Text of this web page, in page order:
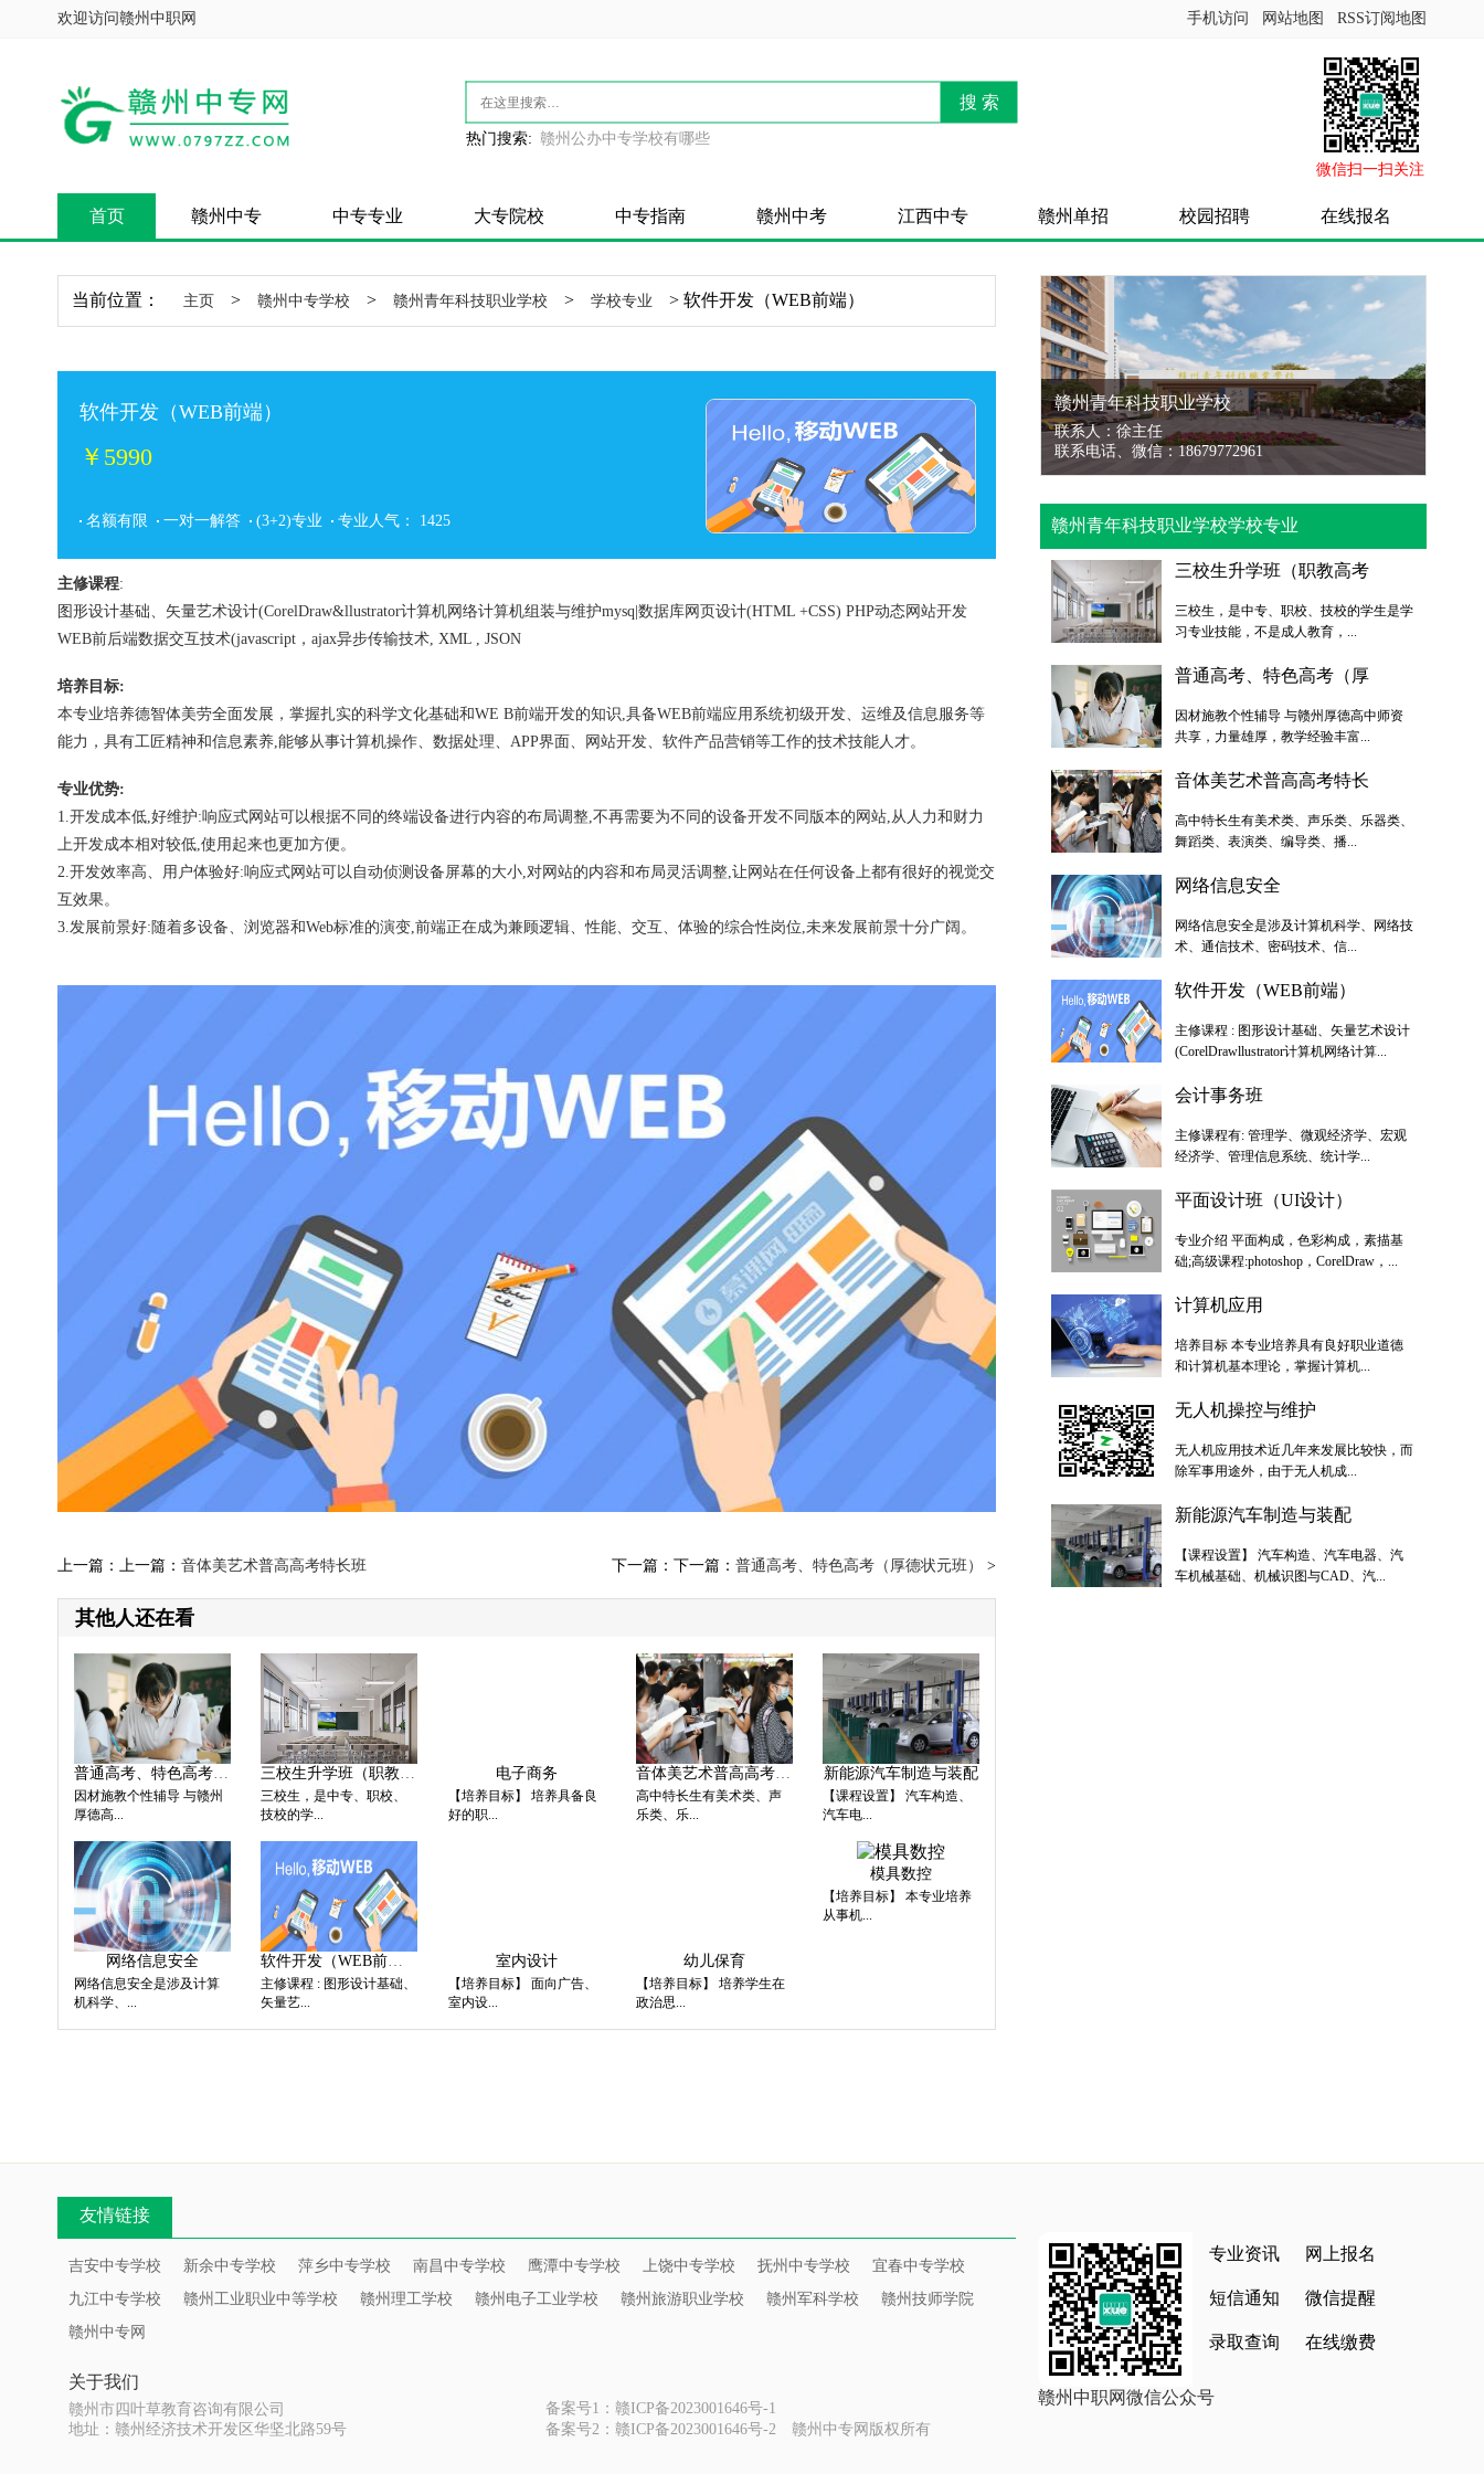
欢迎访问赣州中职网 手机访问 网站地图 RSS订阅地图
搜 索
热门搜索: 赣州公办中专学校有哪些
微信扫一扫关注
首页 赣州中专 中专专业 大专院校 中专指南 赣州中考 江西中专 赣州单招 校园招聘 在线报名
当前位置： 主页 > 赣州中专学校 > 赣州青年科技职业学校 > 学校专业 > 软件开发（WEB前端）
软件开发（WEB前端）
￥5990
名额有限 一对一解答 (3+2)专业 专业人气： 1425
主修课程:
图形设计基础、矢量艺术设计(CorelDraw&llustrator计算机网络计算机组装与维护mysq|数据库网页设计(HTML +CSS) PHP动态网站开发
WEB前后端数据交互技术(javascript，ajax异步传输技术, XML , JSON
培养目标:
本专业培养德智体美劳全面发展，掌握扎实的科学文化基础和WE B前端开发的知识,具备WEB前端应用系统初级开发、运维及信息服务等
能力，具有工匠精神和信息素养,能够从事计算机操作、数据处理、APP界面、网站开发、软件产品营销等工作的技术技能人才。
专业优势:
1.开发成本低,好维护:响应式网站可以根据不同的终端设备进行内容的布局调整,不再需要为不同的设备开发不同版本的网站,从人力和财力
上开发成本相对较低,使用起来也更加方便。
2.开发效率高、用户体验好:响应式网站可以自动侦测设备屏幕的大小,对网站的内容和布局灵活调整,让网站在任何设备上都有很好的视觉交
互效果。
3.发展前景好:随着多设备、浏览器和Web标准的演变,前端正在成为兼顾逻辑、性能、交互、体验的综合性岗位,未来发展前景十分广阔。
上一篇：上一篇： 音体美艺术普高高考特长班 下一篇：下一篇： 普通高考、特色高考（厚德状元班） >
其他人还在看
普通高考、特色高考（厚
因材施教个性辅导 与赣州
厚德高...
三校生升学班（职教高考
三校生，是中专、职校、
技校的学...
电子商务
【培养目标】 培养具备良
好的职...
音体美艺术普高高考特长
高中特长生有美术类、声
乐类、乐...
新能源汽车制造与装配
【课程设置】 汽车构造、
汽车电...
网络信息安全
网络信息安全是涉及计算
机科学、...
软件开发（WEB前端）
主修课程 : 图形设计基础、
矢量艺...
室内设计
【培养目标】 面向广告、
室内设...
幼儿保育
【培养目标】 培养学生在
政治思...
模具数控
【培养目标】 本专业培养
从事机...
赣州青年科技职业学校
联系人：徐主任
联系电话、微信：18679772961
赣州青年科技职业学校学校专业
三校生升学班（职教高考
三校生，是中专、职校、技校的学生是学
习专业技能，不是成人教育，...
普通高考、特色高考（厚
因材施教个性辅导 与赣州厚德高中师资
共享，力量雄厚，教学经验丰富...
音体美艺术普高高考特长
高中特长生有美术类、声乐类、乐器类、
舞蹈类、表演类、编导类、播...
网络信息安全
网络信息安全是涉及计算机科学、网络技
术、通信技术、密码技术、信...
软件开发（WEB前端）
主修课程 : 图形设计基础、矢量艺术设计
(CorelDrawllustrator计算机网络计算...
会计事务班
主修课程有: 管理学、微观经济学、宏观
经济学、管理信息系统、统计学...
平面设计班（UI设计）
专业介绍 平面构成，色彩构成，素描基
础;高级课程:photoshop，CorelDraw，...
计算机应用
培养目标 本专业培养具有良好职业道德
和计算机基本理论，掌握计算机...
无人机操控与维护
无人机应用技术近几年来发展比较快，而
除军事用途外，由于无人机成...
新能源汽车制造与装配
【课程设置】 汽车构造、汽车电器、汽
车机械基础、机械识图与CAD、汽...
友情链接
吉安中专学校 新余中专学校 萍乡中专学校 南昌中专学校 鹰潭中专学校 上饶中专学校 抚州中专学校
宜春中专学校
九江中专学校
赣州工业职业中等学校 赣州理工学校 赣州电子工业学校 赣州旅游职业学校 赣州军科学校
赣州技师学院
赣州中专网
关于我们
赣州市四叶草教育咨询有限公司
地址：赣州经济技术开发区华坚北路59号
备案号1：赣ICP备2023001646号-1
备案号2：赣ICP备2023001646号-2
赣州中专网版权所有
专业资讯 网上报名
短信通知 微信提醒
录取查询 在线缴费
赣州中职网微信公众号